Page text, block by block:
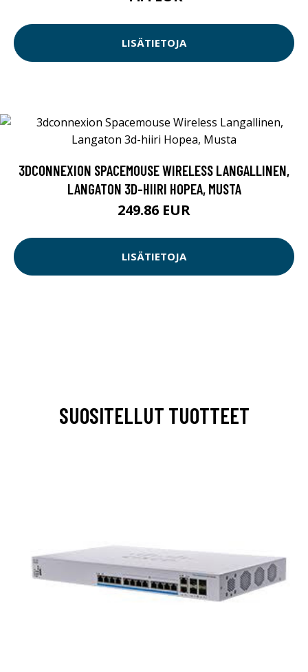
LISÄTIETOJA
3DCONNEXION SPACEMOUSE WIRELESS LANGALLINEN,
LANGATON 3D-HIIRI HOPEA, MUSTA
249.86 EUR
LISÄTIETOJA
SUOSITELLUT TUOTTEET